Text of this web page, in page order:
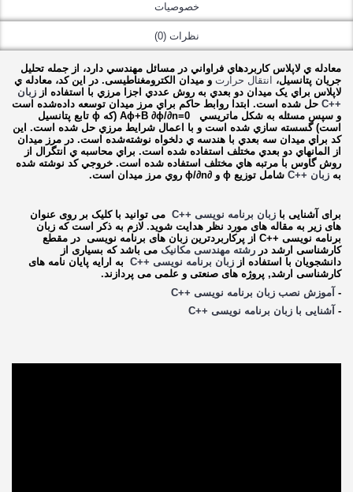
خصوصیات
نظرات (0)
معادله ي لاپلاس کاربردهاي فراواني در مسائل مهندسي دارد، از جمله تحليل
جریان پتانسيل،
انتقال حرارت و ميدان الکترومغناطیسی. در اين کد، معادله ي
لاپلاس براي يک ميدان دو بعدي به روش عددي اجزا مرزي با استفاده از زبان
++C
حل شده است. ابتدا روابط حاکم براي مرز ميدان توسعه داده‌شده است
و سپس مسئله به شکل ماتريسي Aϕ+B ∂ϕ/∂n=0 (که ϕ تابع پتانسيل
است) گسسته سازي شده است و با اعمال شرايط مرزي حل شده است. اين
کد براي ميدان سه بعدي با هندسه ي دلخواه نوشته‌شده است. در مرز ميدان
از المانهاي دو بعدي مختلف استفاده شده است. براي محاسبه ي انتگرال از
روش گاوس با مرتبه هاي مختلف استفاده شده است. خروجي کد نوشته شده
به زبان ++C شامل توزيع ϕ و ∂ϕ/∂n روي مرز ميدان است.
برای آشنایی با زبان برنامه نویسی ++C می توانید با کلیک بر روی عنوان
های زیر به مقاله های مورد نظر هدایت شوید. لازم به ذکر است که زبان
برنامه نویسی ++C از پرکاربردترین زبان های برنامه نویسی در مقطع
کارشناسی ارشد در رشته مهندسی مکانیک می باشد که بسیاری از
دانشجویان با استفاده از زبان برنامه نویسی ++C به ارایه پایان نامه های
کارشناسی ارشد, پروژه های صنعتی و علمی می پردازند.
- آموزش نصب زبان برنامه نویسی ++C
- آشنایی با زبان برنامه نویسی ++C